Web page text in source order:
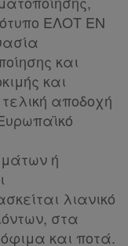
ΕΛΟΤ ΕΝ
και
και
αποδοχή
ή
λιανικό
στα
και ποτά.